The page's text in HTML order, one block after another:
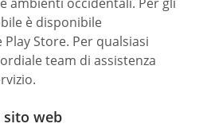
è disponibile
Store. Per qualsiasi
team di assistenza
sito web